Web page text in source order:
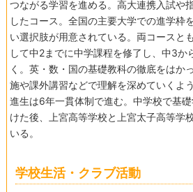
つながる学習を進める。高大連携入試や
したコース。全国の主要大学での進学枠
い選択肢が用意されている。両コースと
して中2までに中学課程を修了し、中3か
く。英・数・国の基礎教科の徹底をはか
施や課外講習などで理解を深めていくよ
進生は6年一貫体制で進む。中学校で基
けた後、上宮高等学校と上宮太子高等学
いる。
学校生活・クラブ活動